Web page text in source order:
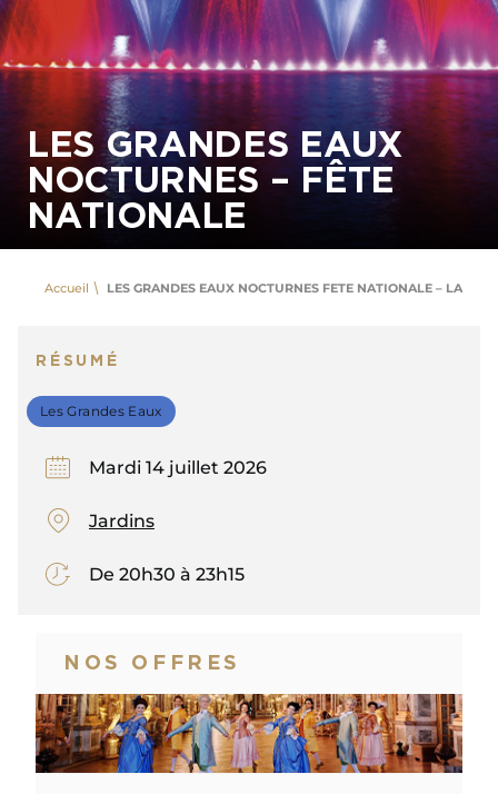
LES GRANDES EAUX
NOCTURNES – FÊTE
NATIONALE
Accueil LES GRANDES EAUX NOCTURNES FETE NATIONALE – LA
RÉSUMÉ
Les Grandes Eaux
Mardi 14 juillet 2026
Jardins
De 20h30 à 23h15
NOS OFFRES